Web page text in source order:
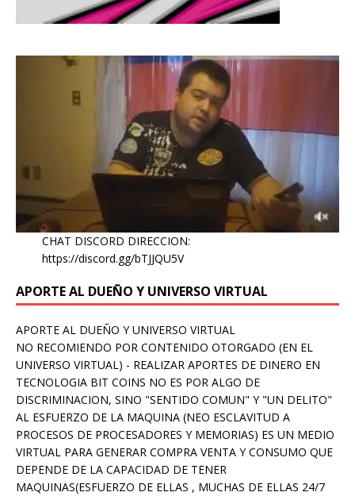
CHAT DISCORD DIRECCION:
https://discord.gg/bTJJQU5V
APORTE AL DUEÑO Y UNIVERSO VIRTUAL
APORTE AL DUEÑO Y UNIVERSO VIRTUAL
NO RECOMIENDO POR CONTENIDO OTORGADO (EN EL
UNIVERSO VIRTUAL) - REALIZAR APORTES DE DINERO EN
TECNOLOGIA BIT COINS NO ES POR ALGO DE
DISCRIMINACION, SINO "SENTIDO COMUN" Y "UN DELITO"
AL ESFUERZO DE LA MAQUINA (NEO ESCLAVITUD A
PROCESOS DE PROCESADORES Y MEMORIAS) ES UN MEDIO
VIRTUAL PARA GENERAR COMPRA VENTA Y CONSUMO QUE
DEPENDE DE LA CAPACIDAD DE TENER
MAQUINAS(ESFUERZO DE ELLAS , MUCHAS DE ELLAS 24/7